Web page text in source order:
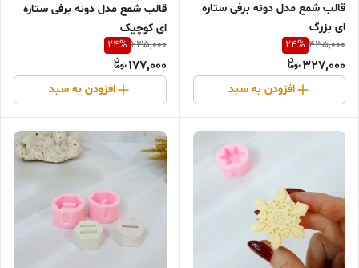
قالب شمع مدل دونه برفی ستاره
ای بزرگ
435,000
24%
327,000
افزودن به سبد
قالب شمع مدل دونه برفی ستاره
ای کوچیک
235,000
24%
177,000
افزودن به سبد